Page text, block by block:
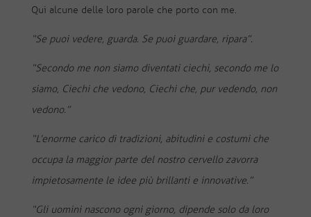
Qui alcune delle loro parole che porto con me.
“Se puoi vedere, guarda. Se puoi guardare, ripara”.
“Secondo me non siamo diventati ciechi, secondo me lo
siamo, Ciechi che vedono, Ciechi che, pur vedendo, non
vedono.”
“L’enorme carico di tradizioni, abitudini e costumi che
occupa la maggior parte del nostro cervello zavorra
impietosamente le idee più brillanti e innovative.”
“Gli uomini nascono ogni giorno, dipende solo da loro